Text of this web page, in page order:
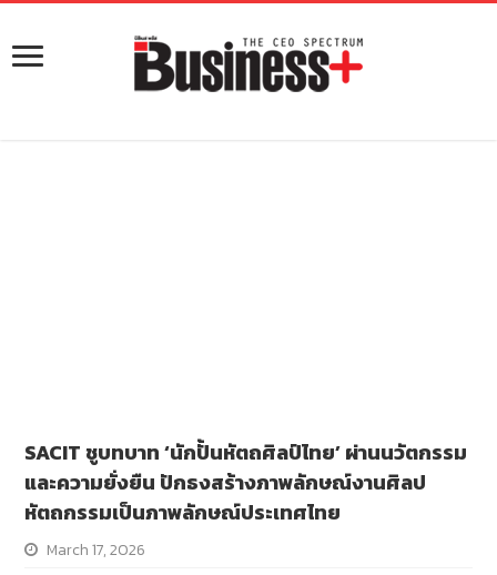
SACIT ชูบทบาท ‘นักปั้นหัตถศิลป์ไทย’ ผ่านนวัตกรรม
และความยั่งยืน ปักธงสร้างภาพลักษณ์งานศิลป
หัตถกรรมเป็นภาพลักษณ์ประเทศไทย
March 17, 2026